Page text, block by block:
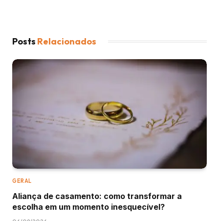
Posts Relacionados
GERAL
Aliança de casamento: como transformar a
escolha em um momento inesquecível?